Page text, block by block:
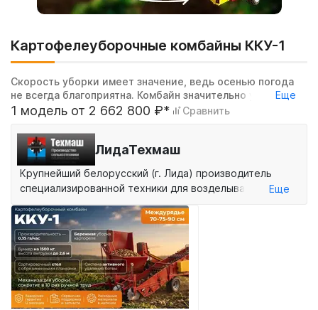
Картофелеуборочные комбайны ККУ-1
Скорость уборки имеет значение, ведь осенью погода
не всегда благоприятна. Комбайн значительно ускорит
сбор урожая картофеля, а в период нехватки рабочих
Еще
1 модель от 2 662 800 ₽* Сравнить
ЛидаТехмаш
Крупнейший белорусский (г. Лида) производитель
специализированной техники для возделывания
картофеля и овощных культур.
Картофелеуборочные комбайны ЛидаТехМаш
полюбились российским фермерам за высокую
производительность, простую, но при этом
эффективную, компоновку всех узлов и агрегатов, а
также удобную конструкцию комбайна
Еще